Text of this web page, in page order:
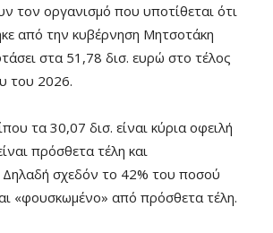
τον οργανισμό που υποτίθεται ότι
από την κυβέρνηση Μητσοτάκη
στα 51,78 δισ. ευρώ στο τέλος
του 2026.
τα 30,07 δισ. είναι κύρια οφειλή
πρόσθετα τέλη και
Δηλαδή σχεδόν το 42% του ποσού
«φουσκωμένο» από πρόσθετα τέλη.